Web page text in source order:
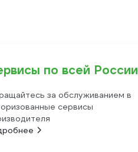
по всей России
за обслуживанием в
сервисы